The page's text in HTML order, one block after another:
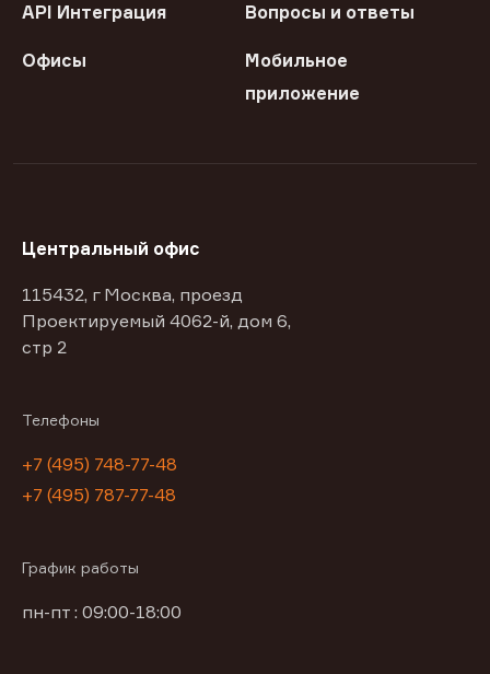
API Интеграция Вопросы и ответы
Офисы
Мобильное
приложение
Центральный офис
115432, г Москва, проезд
Проектируемый 4062-й, дом 6,
стр 2
Телефоны
+7 (495) 748-77-48
+7 (495) 787-77-48
График работы
пн-пт : 09:00-18:00